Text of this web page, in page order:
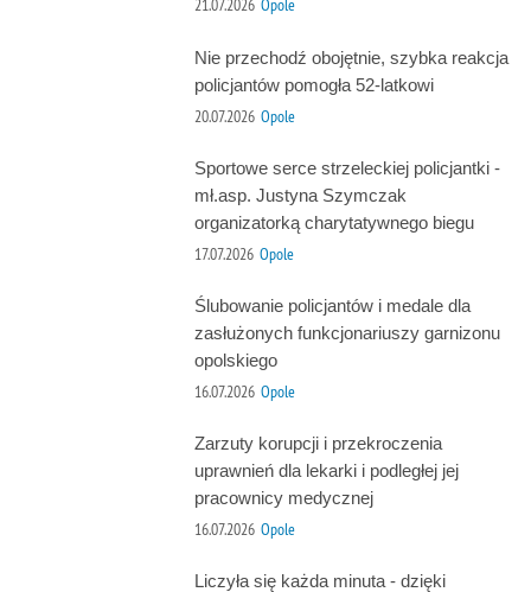
21.07.2026 Opole
Nie przechodź obojętnie, szybka reakcja
policjantów pomogła 52-latkowi
20.07.2026 Opole
Sportowe serce strzeleckiej policjantki -
mł.asp. Justyna Szymczak
organizatorką charytatywnego biegu
17.07.2026 Opole
Ślubowanie policjantów i medale dla
zasłużonych funkcjonariuszy garnizonu
opolskiego
16.07.2026 Opole
Zarzuty korupcji i przekroczenia
uprawnień dla lekarki i podległej jej
pracownicy medycznej
16.07.2026 Opole
Liczyła się każda minuta - dzięki